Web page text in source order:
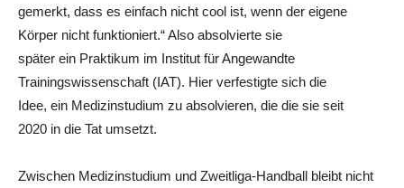
gemerkt, dass es einfach nicht cool ist, wenn der eigene
Körper nicht funktioniert.“ Also absolvierte sie
später ein Praktikum im Institut für Angewandte
Trainingswissenschaft (IAT). Hier verfestigte sich die
Idee, ein Medizinstudium zu absolvieren, die die sie seit
2020 in die Tat umsetzt.
Zwischen Medizinstudium und Zweitliga-Handball bleibt nicht